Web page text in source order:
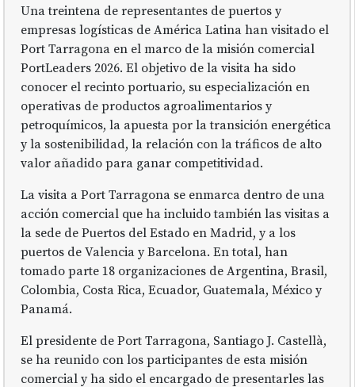
Una treintena de representantes de puertos y
empresas logísticas de América Latina han visitado el
Port Tarragona en el marco de la misión comercial
PortLeaders 2026. El objetivo de la visita ha sido
conocer el recinto portuario, su especialización en
operativas de productos agroalimentarios y
petroquímicos, la apuesta por la transición energética
y la sostenibilidad, la relación con la tráficos de alto
valor añadido para ganar competitividad.
La visita a Port Tarragona se enmarca dentro de una
acción comercial que ha incluido también las visitas a
la sede de Puertos del Estado en Madrid, y a los
puertos de Valencia y Barcelona. En total, han
tomado parte 18 organizaciones de Argentina, Brasil,
Colombia, Costa Rica, Ecuador, Guatemala, México y
Panamá.
El presidente de Port Tarragona, Santiago J. Castellà,
se ha reunido con los participantes de esta misión
comercial y ha sido el encargado de presentarles las